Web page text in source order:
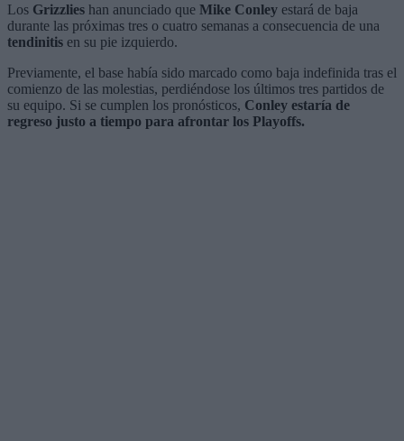
Los Grizzlies han anunciado que Mike Conley estará de baja
durante las próximas tres o cuatro semanas a consecuencia de una
tendinitis en su pie izquierdo.
Previamente, el base había sido marcado como baja indefinida tras el
comienzo de las molestias, perdiéndose los últimos tres partidos de
su equipo. Si se cumplen los pronósticos, Conley estaría de
regreso justo a tiempo para afrontar los Playoffs.